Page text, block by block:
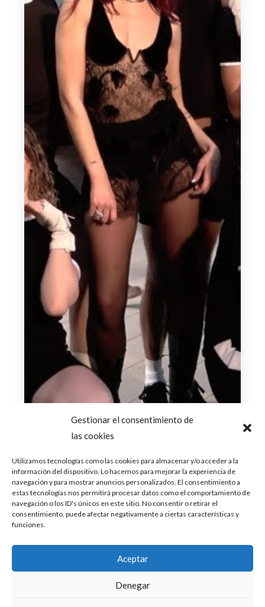
Gestionar el consentimiento de
las cookies
Utilizamos tecnologías como las cookies para almacenar y/o acceder a la
información del dispositivo. Lo hacemos para mejorar la experiencia de
navegación y para mostrar anuncios personalizados. El consentimiento a
estas tecnologías nos permitirá procesar datos como el comportamiento de
navegación o los ID's únicos en este sitio. No consentir o retirar el
consentimiento, puede afectar negativamente a ciertas características y
funciones.
Aceptar
Denegar
marzo 10, 2025
Las tendencias en videoclips que
están marcando la actualidad
tendencias que están marcando los videoclips